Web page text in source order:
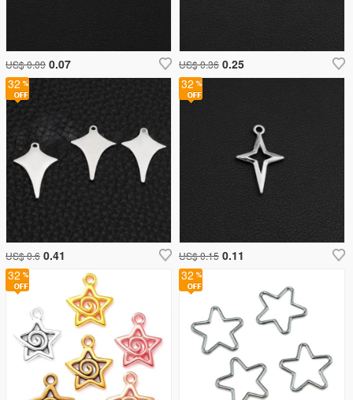
US$ 0.36 0.25
US$ 0.09 0.07
32
US$ 0.6 0.41
32
US$ 0.15 0.11
32
32